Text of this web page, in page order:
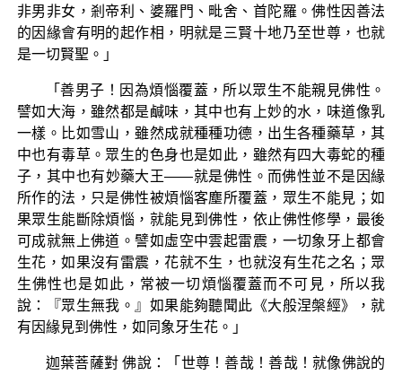
非男非女，剎帝利、婆羅門、毗舍、首陀羅。佛性因善法
的因緣會有明的起作相，明就是三賢十地乃至世尊，也就
是一切賢聖。」
「善男子！因為煩惱覆蓋，所以眾生不能親見佛性。
譬如大海，雖然都是鹹味，其中也有上妙的水，味道像乳
一樣。比如雪山，雖然成就種種功德，出生各種藥草，其
中也有毒草。眾生的色身也是如此，雖然有四大毒蛇的種
子，其中也有妙藥大王——就是佛性。而佛性並不是因緣
所作的法，只是佛性被煩惱客塵所覆蓋，眾生不能見；如
果眾生能斷除煩惱，就能見到佛性，依止佛性修學，最後
可成就無上佛道。譬如虛空中雲起雷震，一切象牙上都會
生花，如果沒有雷震，花就不生，也就沒有生花之名；眾
生佛性也是如此，常被一切煩惱覆蓋而不可見，所以我
說：『眾生無我。』如果能夠聽聞此《大般涅槃經》，就
有因緣見到佛性，如同象牙生花。」
迦葉菩薩對 佛說：「世尊！善哉！善哉！就像佛說的